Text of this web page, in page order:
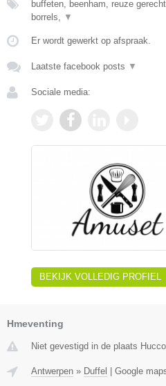
buffeten, beenham, reuze
borrels, ▼
Er wordt gewerkt op afspraak.
Laatste facebook posts ▼
Sociale media:
BEKIJK VOLLEDIG PROFIEL
Hmeventing
Niet gevestigd in de plaats
Antwerpen » Duffel Google